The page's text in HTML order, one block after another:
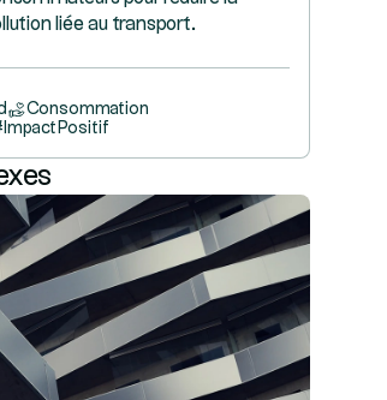
liée au transport.
Consommation
Impact Positif